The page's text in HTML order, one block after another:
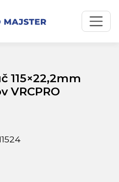
VRCPRO
115×22,2mm
VRCPRO